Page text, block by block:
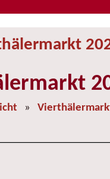
»